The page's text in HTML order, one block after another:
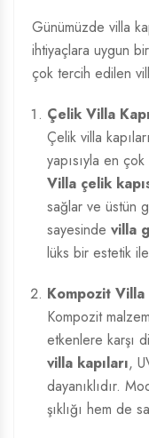
Günümüzde villa
ihtiyaçlara uygun
çok tercih edilen
Çelik Villa
Çelik villa
yapısıyla en
Villa çelik
sağlar ve üstün
sayesinde villa
lüks bir estetik
Kompozit Villa
Kompozit
etkenlere karşı
villa kapıları,
dayanıklıdır.
şıklığı hem de